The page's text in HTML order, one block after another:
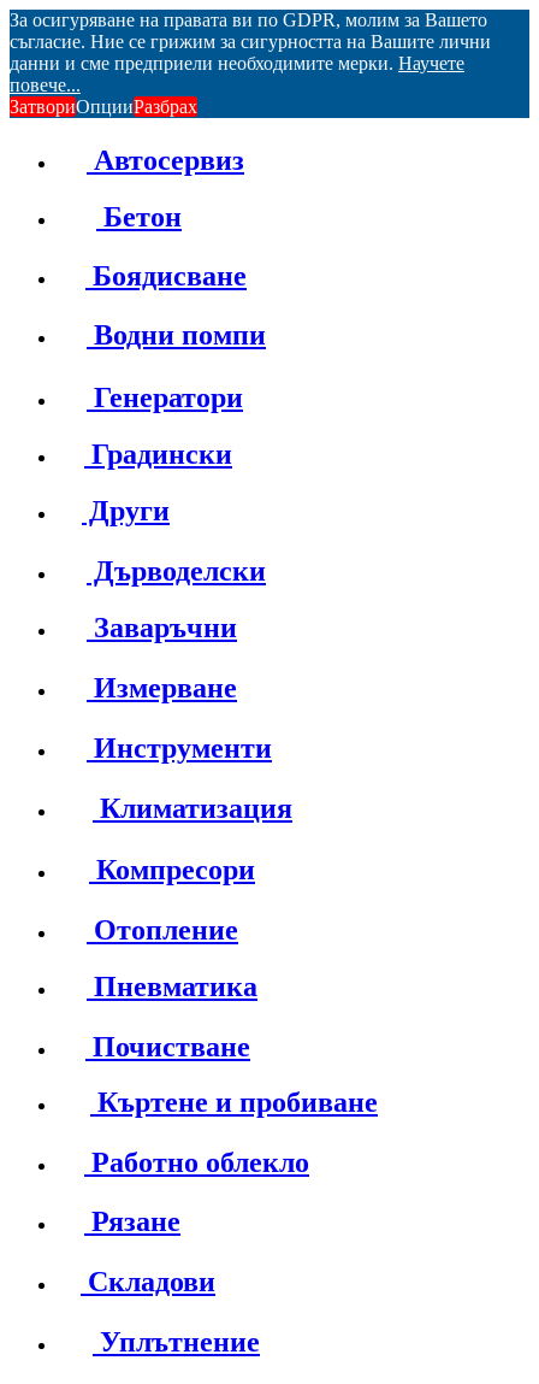
За осигуряване на правата ви по GDPR, молим за Вашето
съгласие. Ние се грижим за сигурността на Вашите лични
данни и сме предприели необходимите мерки. Научете
повече...
ЗатвориОпцииРазбрах
Автосервиз
Бетон
Боядисване
Водни помпи
Генератори
Градински
Други
Дърводелски
Заваръчни
Измерване
Инструменти
Климатизация
Компресори
Отопление
Пневматика
Почистване
Къртене и пробиване
Работно облекло
Рязане
Складови
Уплътнение